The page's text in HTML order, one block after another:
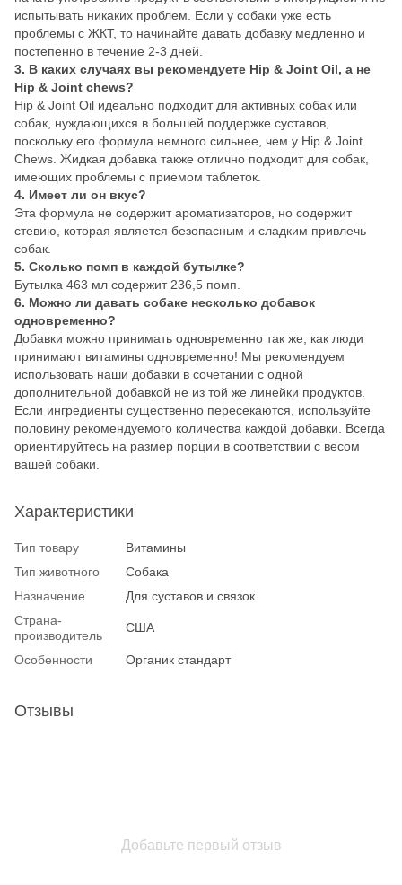
испытывать никаких проблем. Если у собаки уже есть
проблемы с ЖКТ, то начинайте давать добавку медленно и
постепенно в течение 2-3 дней.
3. В каких случаях вы рекомендуете Hip & Joint Oil, а не
Hip & Joint chews?
Hip & Joint Oil идеально подходит для активных собак или
собак, нуждающихся в большей поддержке суставов,
поскольку его формула немного сильнее, чем у Hip & Joint
Chews. Жидкая добавка также отлично подходит для собак,
имеющих проблемы с приемом таблеток.
4. Имеет ли он вкус?
Эта формула не содержит ароматизаторов, но содержит
стевию, которая является безопасным и сладким привлечь
собак.
5. Сколько помп в каждой бутылке?
Бутылка 463 мл содержит 236,5 помп.
6. Можно ли давать собаке несколько добавок
одновременно?
Добавки можно принимать одновременно так же, как люди
принимают витамины одновременно! Мы рекомендуем
использовать наши добавки в сочетании с одной
дополнительной добавкой не из той же линейки продуктов.
Если ингредиенты существенно пересекаются, используйте
половину рекомендуемого количества каждой добавки. Всегда
ориентируйтесь на размер порции в соответствии с весом
вашей собаки.
Характеристики
Тип товару
Витамины
Тип животного
Собака
Назначение
Для суставов и связок
Страна-
производитель
США
Особенности Органик стандарт
Отзывы
Добавьте первый отзыв